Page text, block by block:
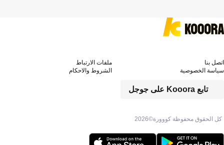
كل الحقوق محفوظة كووورة©2026
تابع Kooora على جوجل
اتصل بنا
ملفات الارتباط
سياسة الخصوصية
الشروط والاحكام